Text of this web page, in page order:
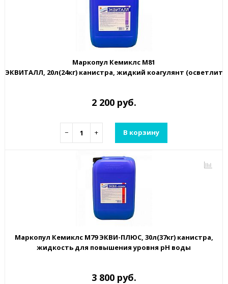
Маркопул Кемиклс М81
ЭКВИТАЛЛ, 20л(24кг) канистра, жидкий коагулянт
2 200 руб.
− + В корзину
Маркопул Кемиклс М79 ЭКВИ-ПЛЮС, 30л(37кг) канистра,
жидкость для повышения уровня рН воды
3 800 руб.